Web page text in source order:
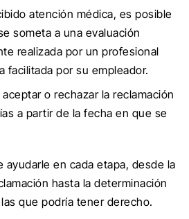
atención médica, es posible
someta a una evaluación
realizada por un profesional
facilitada por su empleador.
o rechazar la reclamación
a partir de la fecha en que se
en cada etapa, desde la
hasta la determinación
que podría tener derecho.